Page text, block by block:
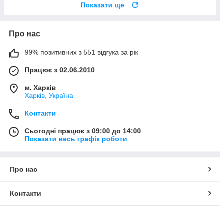
Показати ще
Про нас
99% позитивних з 551 відгука за рік
Працює з 02.06.2010
м. Харків
Харків, Україна
Контакти
Сьогодні працює з 09:00 до 14:00
Показати весь графік роботи
Про нас
Контакти